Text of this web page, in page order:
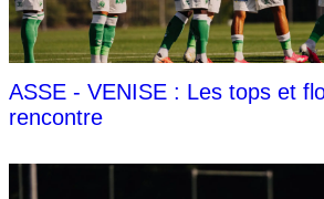
ASSE - VENISE : Les tops et
rencontre